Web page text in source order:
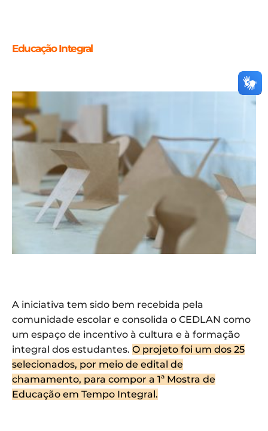
Educação Integral
A iniciativa tem sido bem recebida pela
comunidade escolar e consolida o CEDLAN como
um espaço de incentivo à cultura e à formação
integral dos estudantes. O projeto foi um dos 25
selecionados, por meio de edital de
chamamento, para compor a 1ª Mostra de
Educação em Tempo Integral.